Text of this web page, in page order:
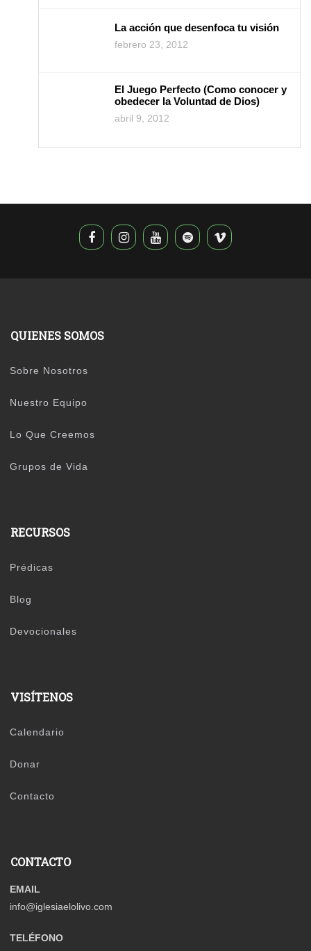
La acción que desenfoca tu visión
febrero 23, 2012
El Juego Perfecto (Como conocer y
obedecer la Voluntad de Dios)
abril 9, 2012
QUIENES SOMOS
Sobre Nosotros
Nuestro Equipo
Lo Que Creemos
Grupos de Vida
RECURSOS
Prédicas
Blog
Devocionales
VISÍTENOS
Calendario
Donar
Contacto
CONTACTO
EMAIL
info@iglesiaelolivo.com
TELÉFONO